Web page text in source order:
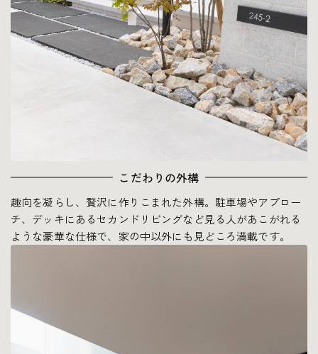
こだわりの外構
趣向を凝らし、贅沢に作りこまれた外構。駐車場やアプロー
チ、デッキにあるセカンドリビングなど見る人があこがれる
ような豪華な仕様で、家の中以外にも見どころ満載です。